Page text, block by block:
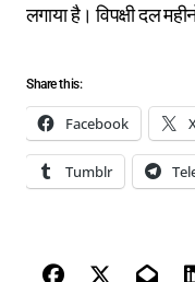
लगाया है। विपक्षी दल
Share this:
Facebook
Tumblr